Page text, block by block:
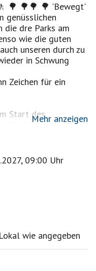
🌳 🌳🌳 🌳 'Bewegt'
genüsslichen
die dre Parks am
wie die guten
unseren durch zu
in Schwung
Zeichen für ein
Start des
wollen wir
ja leider schon
Adresse
bzw. Dahlemer
Mehr anzeigen
09:00 Uhr
wie angegeben